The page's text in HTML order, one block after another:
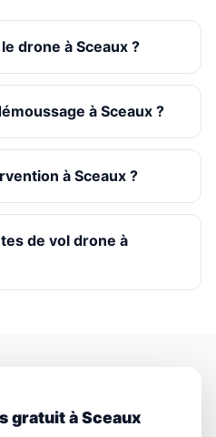
drone à Sceaux ?
à Sceaux ?
à Sceaux ?
de vol drone à
gratuit à Sceaux